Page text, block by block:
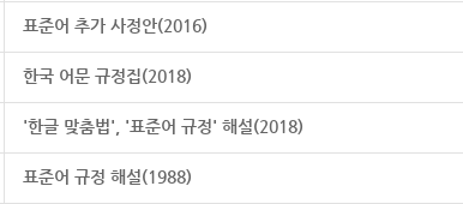
표준어 추가 사정안(2016)
한국 어문 규정집(2018)
'한글 맞춤법', '표준어 규정' 해설(2018)
표준어 규정 해설(1988)